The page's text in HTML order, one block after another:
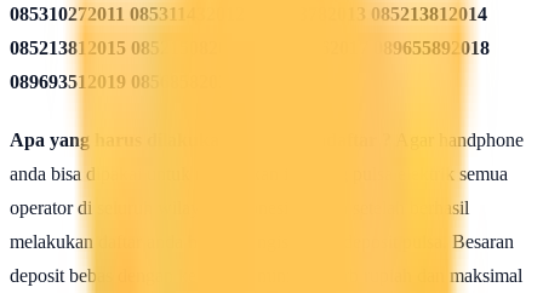
085310272011 085311432012 085213782013 085213812014
085213812015 085215082016 085819962017 089655892018
089693512019 08568582020
Apa yang harus dilakukan seusai Mendaftar ?
Agar handphone
anda bisa dipakai untuk melakukan isi ulang pulsa elektrik semua
operator di seluruh wilayah Indonesia, maka setelah berhasil
melakukan daftar anda harus mengisi saldo deposit pulsa. Besaran
deposit bebas dengan ketentuan minimal 50rb rupiah dan maksimal